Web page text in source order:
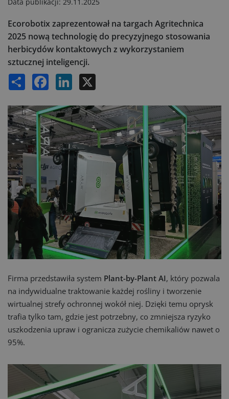
Ecorobotix zaprezentował na targach Agritechnica
2025 nową technologię do precyzyjnego stosowania
herbicydów kontaktowych z wykorzystaniem
sztucznej inteligencji.
Share Facebook LinkedIn
Firma przedstawiła system Plant-by-Plant AI, który pozwala
na indywidualne traktowanie każdej rośliny i tworzenie
wirtualnej strefy ochronnej wokół niej. Dzięki temu oprysk
trafia tylko tam, gdzie jest potrzebny, co zmniejsza ryzyko
uszkodzenia upraw i ogranicza zużycie chemikaliów nawet o
95%.